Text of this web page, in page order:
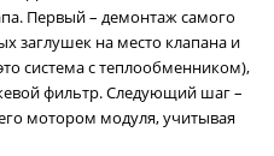
Первый – демонтаж самого
заглушек на место клапана и
система с теплообменником),
фильтр. Следующий шаг –
мотором модуля, учитывая